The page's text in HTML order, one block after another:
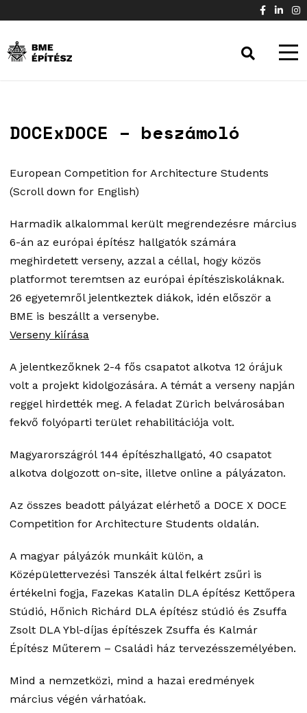
DOCExDOCE – beszámoló
European Competition for Architecture Students
(Scroll down for English)
Harmadik alkalommal került megrendezésre március
6-án az európai építész hallgatók számára
meghirdetett verseny, azzal a céllal, hogy közös
platformot teremtsen az európai építésziskoláknak.
26 egyetemről jelentkeztek diákok, idén először a
BME is beszállt a versenybe.
Verseny kiírása
A jelentkezőknek 2-4 fős csapatot alkotva 12 órájuk
volt a projekt kidolgozására. A témát a verseny napján
reggel hirdették meg. A feladat Zürich belvárosában
fekvő folyóparti terület rehabilitációja volt.
Magyarországról 144 építészhallgató, 40 csapatot
alkotva dolgozott on-site, illetve online a pályázaton.
Az összes beadott pályázat elérhető a DOCE X DOCE
Competition for Architecture Students oldalán.
A magyar pályázók munkáit külön, a
Középülettervezési Tanszék által felkért zsűri is
értékelni fogja, Fazekas Katalin DLA építész Kettőpera
Stúdió, Hőnich Richárd DLA építész stúdió és Zsuffa
Zsolt DLA Ybl-díjas építészek Zsuffa és Kalmár
Építész Műterem – Családi ház tervezésszemélyében.
Mind a nemzetközi, mind a hazai eredmények
március végén várhatóak.